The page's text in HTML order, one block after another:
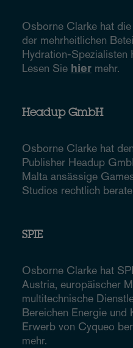
Osborne Clarke hat
der mehrheitlichen
Hydration-Spezialisten
Lesen Sie hiermehr.
Headup GmbH
Osborne Clarke hat
Publisher Headup
Malta ansässige
Studios rechtlich
SPIE
Osborne Clarke hat
Austria, europäischer
multitechnische
Bereichen Energie und
Erwerb von Cyqueo
mehr.